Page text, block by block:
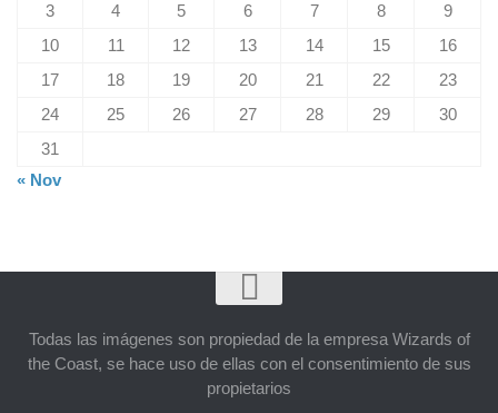
3
4 5 6 7 8
9
10
11 12 13 14 15
16
17
18 19 20 21 22
23
24
25 26 27 28 29
30
31
« Nov
Todas las imágenes son propiedad de la empresa Wizards of
the Coast, se hace uso de ellas con el consentimiento de sus
propietarios